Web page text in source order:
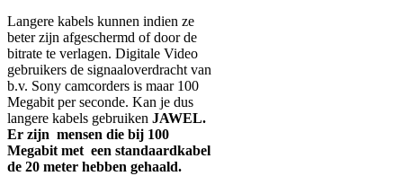
Langere kabels kunnen indien ze
beter zijn afgeschermd of door de
bitrate te verlagen. Digitale Video
gebruikers de signaaloverdracht van
b.v. Sony camcorders is maar 100
Megabit per seconde. Kan je dus
langere kabels gebruiken JAWEL.
Er zijn mensen die bij 100
Megabit met een standaardkabel
de 20 meter hebben gehaald.